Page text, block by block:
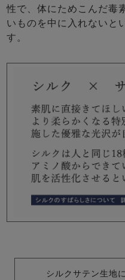
性で、体にためこんだ毒
いものを中に入れないと
す。
シルクサテン生地